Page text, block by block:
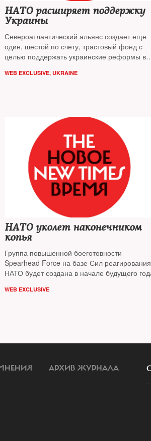
НАТО расширяет поддержку
Украины
Североатлантический альянс создает еще
один, шестой по счету, трастовый фонд с
целью поддержать украинские реформы в
WEB EXCLUSIVE, UKRAINE
НАТО уколет наконечником
копья
Группа повышенной боеготовности
Spearhead Force на базе Сил реагирования
НАТО будет создана в начале будущего
WEB EXCLUSIVE
АРХИВ ЖУРНАЛА